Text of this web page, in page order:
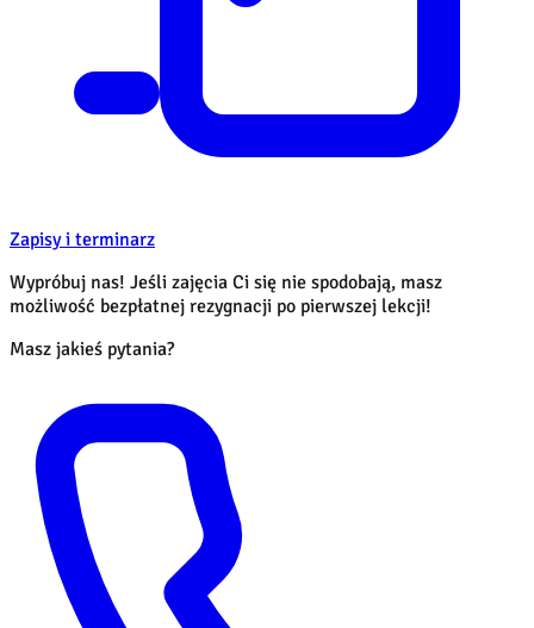
Zapisy i terminarz
Wypróbuj nas! Jeśli zajęcia Ci się nie spodobają, masz
możliwość bezpłatnej rezygnacji po pierwszej lekcji!
Masz jakieś pytania?